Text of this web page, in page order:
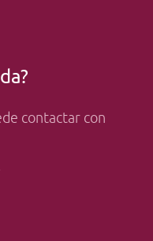
contactar con